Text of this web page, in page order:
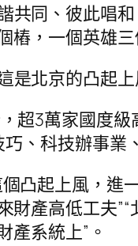
共同、彼此唱
樁，一個英雄
是北京的凸起上
超3萬家國度
、科技辦事
凸起上風，進
財產高低工夫
產系統上”。